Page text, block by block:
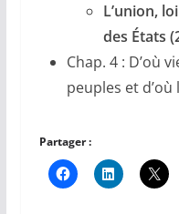
L’union,
des États
Chap. 4 : D’où
peuples et
Partager :